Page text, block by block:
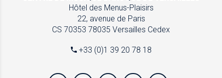
Hôtel des Menus-Plaisirs
22, avenue de Paris
CS 70353 78035 Versailles Cedex
+33 (0)1 39 20 78 18